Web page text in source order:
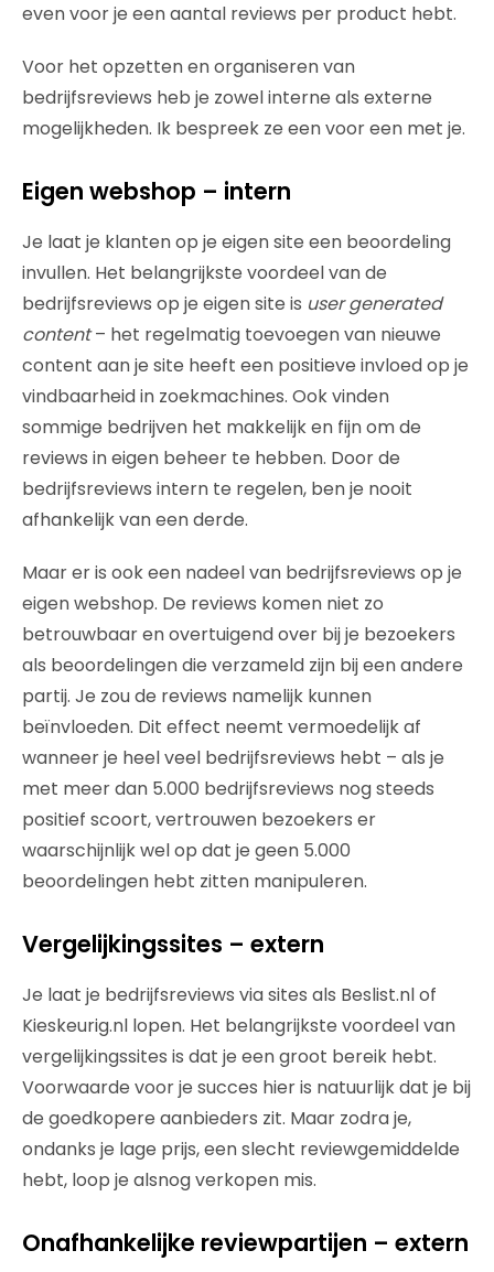
even voor je een aantal reviews per product hebt.
Voor het opzetten en organiseren van
bedrijfsreviews heb je zowel interne als externe
mogelijkheden. Ik bespreek ze een voor een met je.
Eigen webshop – intern
Je laat je klanten op je eigen site een beoordeling
invullen. Het belangrijkste voordeel van de
bedrijfsreviews op je eigen site is user generated
content– het regelmatig toevoegen van nieuwe
content aan je site heeft een positieve invloed op je
vindbaarheid in zoekmachines. Ook vinden
sommige bedrijven het makkelijk en fijn om de
reviews in eigen beheer te hebben. Door de
bedrijfsreviews intern te regelen, ben je nooit
afhankelijk van een derde.
Maar er is ook een nadeel van bedrijfsreviews op je
eigen webshop. De reviews komen niet zo
betrouwbaar en overtuigend over bij je bezoekers
als beoordelingen die verzameld zijn bij een andere
partij. Je zou de reviews namelijk kunnen
beïnvloeden. Dit effect neemt vermoedelijk af
wanneer je heel veel bedrijfsreviews hebt – als je
met meer dan 5.000 bedrijfsreviews nog steeds
positief scoort, vertrouwen bezoekers er
waarschijnlijk wel op dat je geen 5.000
beoordelingen hebt zitten manipuleren.
Vergelijkingssites – extern
Je laat je bedrijfsreviews via sites als Beslist.nl of
Kieskeurig.nl lopen. Het belangrijkste voordeel van
vergelijkingssites is dat je een groot bereik hebt.
Voorwaarde voor je succes hier is natuurlijk dat je bij
de goedkopere aanbieders zit. Maar zodra je,
ondanks je lage prijs, een slecht reviewgemiddelde
hebt, loop je alsnog verkopen mis.
Onafhankelijke reviewpartijen – extern